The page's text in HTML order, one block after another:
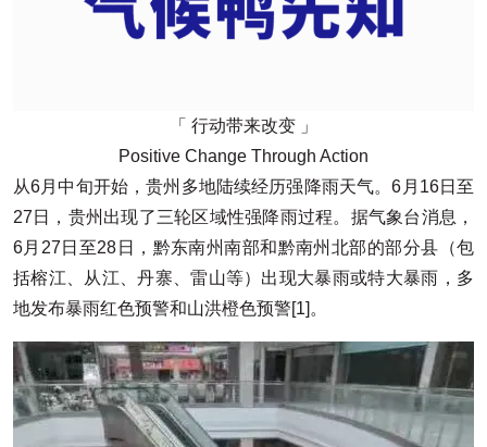
「 行动带来改变 」
Positive Change Through Action
从6月中旬开始，贵州多地陆续经历强降雨天气。6月16日至
27日，贵州出现了三轮区域性强降雨过程。据气象台消息，
6月27日至28日，黔东南州南部和黔南州北部的部分县（包
括榕江、从江、丹寨、雷山等）出现大暴雨或特大暴雨，多
地发布暴雨红色预警和山洪橙色预警[1]。